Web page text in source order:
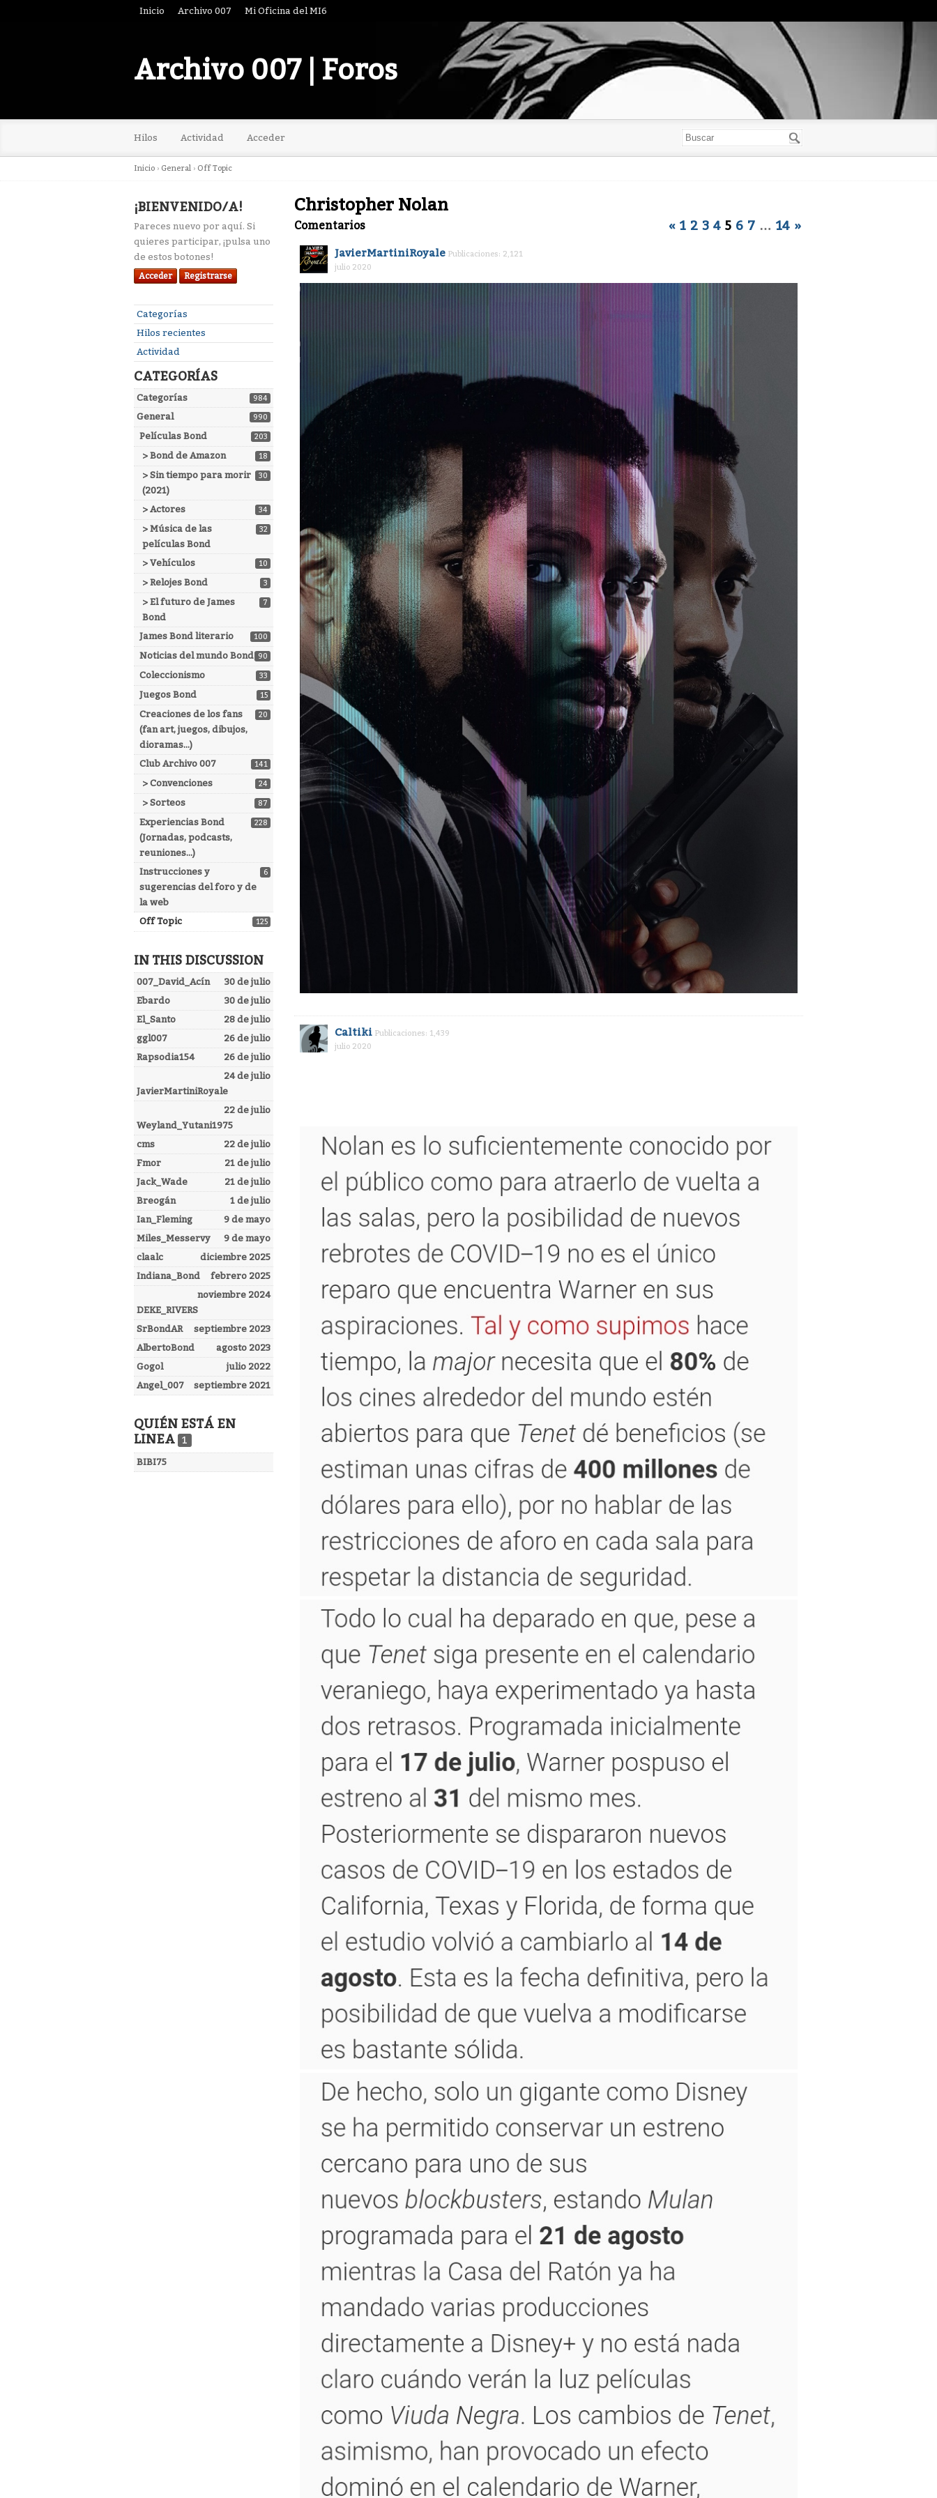
Inicio Archivo 007 Mi Oficina del MI6
Archivo 007 | Foros
Hilos Actividad Acceder
Inicio › General › Off Topic
¡BIENVENIDO/A!
Pareces nuevo por aquí. Si
quieres participar, ¡pulsa uno
de estos botones!
Acceder Registrarse
Enlaces
rápidos
Categorías
Hilos recientes
Actividad
CATEGORÍAS
984
Categorías
990
General
203
Películas Bond
18
> Bond de Amazon
30
> Sin tiempo para morir
(2021)
34
> Actores
32
> Música de las
películas Bond
10
> Vehículos
3
> Relojes Bond
7
> El futuro de James
Bond
100
James Bond literario
90
Noticias del mundo Bond
33
Coleccionismo
15
Juegos Bond
20
Creaciones de los fans
(fan art, juegos, dibujos,
dioramas...)
141
Club Archivo 007
24
> Convenciones
87
> Sorteos
228
Experiencias Bond
(Jornadas, podcasts,
reuniones...)
6
Instrucciones y
sugerencias del foro y de
la web
125
Off Topic
IN THIS DISCUSSION
30 de julio
007_David_Acín
30 de julio
Ebardo
28 de julio
El_Santo
26 de julio
ggl007
26 de julio
Rapsodia154
24 de julio
JavierMartiniRoyale
22 de julio
Weyland_Yutani1975
22 de julio
cms
21 de julio
Fmor
21 de julio
Jack_Wade
1 de julio
Breogán
9 de mayo
Ian_Fleming
9 de mayo
Miles_Messervy
diciembre 2025
claalc
febrero 2025
Indiana_Bond
noviembre 2024
DEKE_RIVERS
septiembre 2023
SrBondAR
agosto 2023
AlbertoBond
julio 2022
Gogol
septiembre 2021
Angel_007
QUIÉN ESTÁ EN
LINEA 1
BIBI75
Christopher Nolan
« 1 2 3 4 5 6 7 … 14 »
Comentarios
JavierMartiniRoyale Publicaciones: 2,121
julio 2020
Caltiki Publicaciones: 1,439
julio 2020